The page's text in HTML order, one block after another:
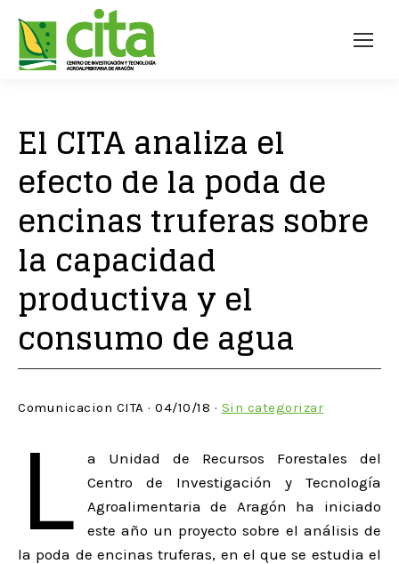
El CITA analiza el
efecto de la poda de
encinas truferas sobre
la capacidad
productiva y el
consumo de agua
Comunicacion CITA · 04/10/18 · Sin categorizar
L
a Unidad de Recursos Forestales del
Centro de Investigación y Tecnología
Agroalimentaria de Aragón ha iniciado
este año un proyecto sobre el análisis de
la poda de encinas truferas, en el que se estudia el